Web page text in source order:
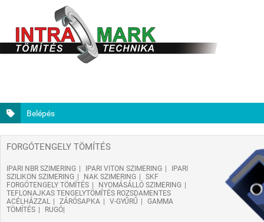
Belépés
FORGÓTENGELY TÖMÍTÉS
IPARI NBR SZIMERING IPARI VITON SZIMERING
IPARI
SZILIKON SZIMERING
NAK SZIMERING
SKF
FORGÓTENGELY TÖMÍTÉS
NYOMÁSÁLLÓ SZIMERING
TEFLONAJKAS TENGELYTÖMÍTÉS ROZSDAMENTES
ACÉLHÁZZAL
ZÁRÓSAPKA V-GYŰRŰ
GAMMA
TÖMÍTÉS
RUGÓ